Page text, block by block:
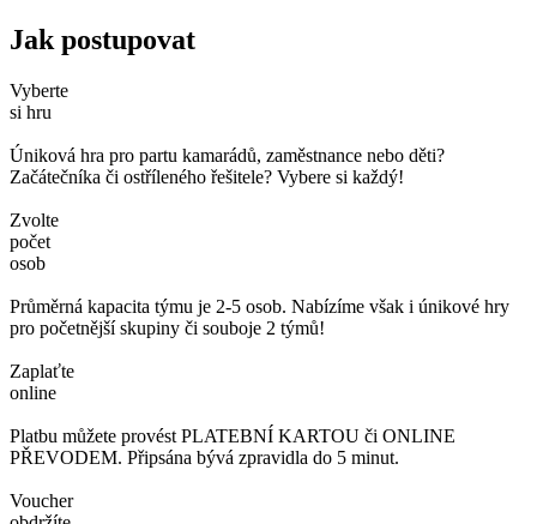
Jak postupovat
Vyberte
si hru
Úniková hra pro partu kamarádů, zaměstnance nebo děti?
Začátečníka či ostříleného řešitele? Vybere si každý!
Zvolte
počet
osob
Průměrná kapacita týmu je 2-5 osob. Nabízíme však i únikové hry
pro početnější skupiny či souboje 2 týmů!
Zaplaťte
online
Platbu můžete provést PLATEBNÍ KARTOU či ONLINE
PŘEVODEM. Připsána bývá zpravidla do 5 minut.
Voucher